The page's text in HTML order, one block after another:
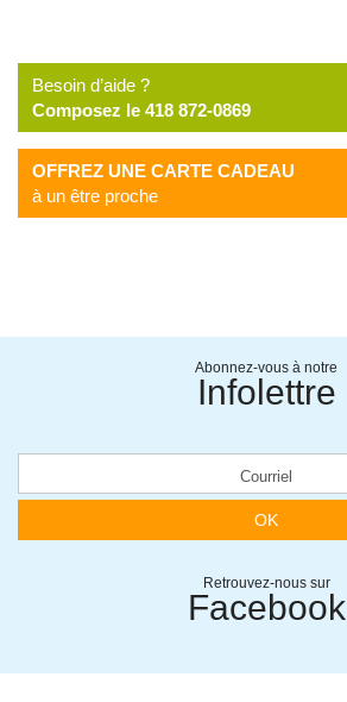
Besoin d’aide ?
Composez le 418 872-0869
OFFREZ UNE CARTE CADEAU
à un être proche
Abonnez-vous à notre
Infolettre
OK
Retrouvez-nous sur
Facebook